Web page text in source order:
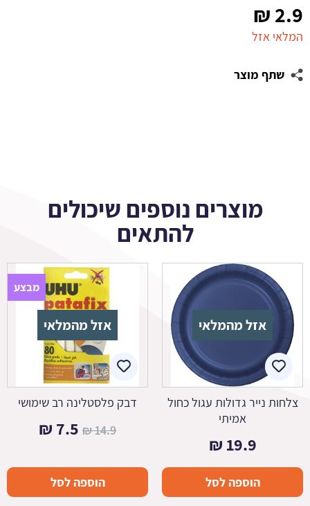
2.9
₪
המלאי אזל
שתף מוצר
מוצרים נוספים שיכולים
להתאים
אזל מהמלאי
צלחות נייר גדולות עגול כחול
אמיתי
19.9
₪
הוספה לסל
אזל מהמלאי
מבצע
דבק פלסטלינה רב שימושי
14.9
₪ המחיר
היה:
14.9 ₪.
7.5
₪
הוא:
7.5 ₪.
הוספה לסל